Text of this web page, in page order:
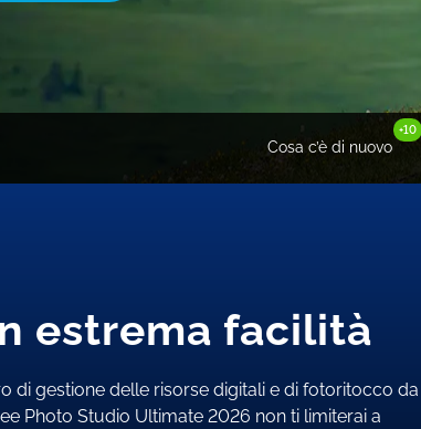
Cosa c’è di nuovo
+10
estrema facilità
di gestione delle risorse digitali e di fotoritocco da
Photo Studio Ultimate 2026 non ti limiterai a